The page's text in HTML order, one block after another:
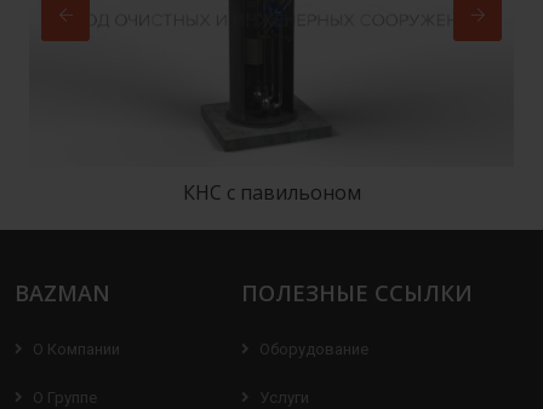
КНС с павильоном
BAZMAN
О Компании
О Группе
ПОЛЕЗНЫЕ ССЫЛКИ
Оборудование
Услуги